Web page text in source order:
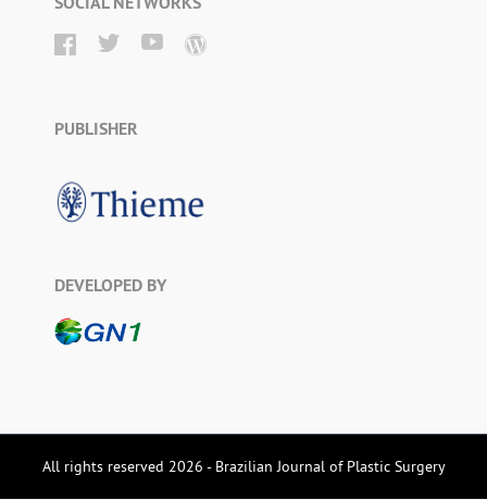
PUBLISHER
DEVELOPED BY
All rights reserved 2026 - Brazilian Journal of Plastic Surgery